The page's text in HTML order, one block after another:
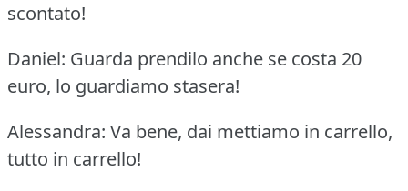
scontato!
Daniel: Guarda prendilo anche se costa 20
euro, lo guardiamo stasera!
Alessandra: Va bene, dai mettiamo in carrello,
tutto in carrello!